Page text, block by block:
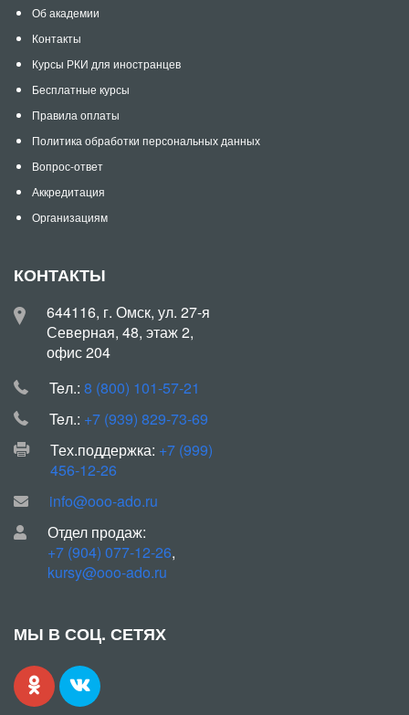
Об академии
Контакты
Курсы РКИ для иностранцев
Бесплатные курсы
Правила оплаты
Политика обработки персональных данных
Вопрос-ответ
Аккредитация
Организациям
КОНТАКТЫ
644116, г. Омск, ул. 27-я
Северная, 48, этаж 2,
офис 204
Teл.: 8 (800) 101-57-21
Teл.: +7 (939) 829-73-69
Тех.поддержка: +7 (999)
456-12-26
info@ooo-ado.ru
Отдел продаж:
+7 (904) 077-12-26,
kursy@ooo-ado.ru
МЫ В СОЦ. СЕТЯХ